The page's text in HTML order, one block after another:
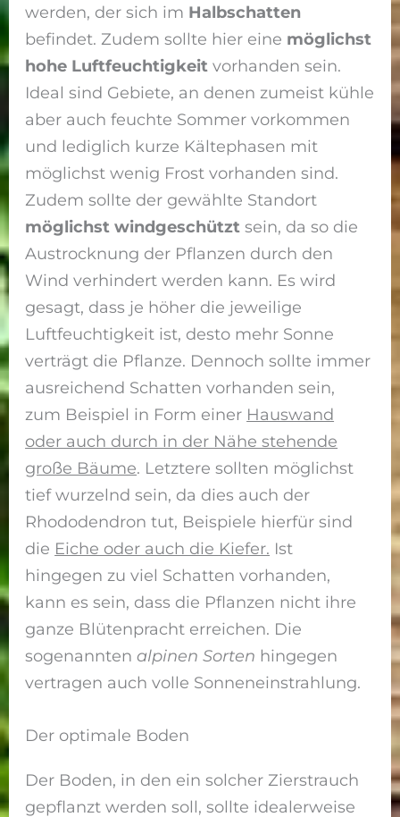
werden, der sich im Halbschatten
befindet. Zudem sollte hier eine möglichst
hohe Luftfeuchtigkeit vorhanden sein.
Ideal sind Gebiete, an denen zumeist kühle
aber auch feuchte Sommer vorkommen
und lediglich kurze Kältephasen mit
möglichst wenig Frost vorhanden sind.
Zudem sollte der gewählte Standort
möglichst windgeschützt sein, da so die
Austrocknung der Pflanzen durch den
Wind verhindert werden kann. Es wird
gesagt, dass je höher die jeweilige
Luftfeuchtigkeit ist, desto mehr Sonne
verträgt die Pflanze. Dennoch sollte immer
ausreichend Schatten vorhanden sein,
zum Beispiel in Form einer Hauswand
oder auch durch in der Nähe stehende
große Bäume. Letztere sollten möglichst
tief wurzelnd sein, da dies auch der
Rhododendron tut, Beispiele hierfür sind
die Eiche oder auch die Kiefer. Ist
hingegen zu viel Schatten vorhanden,
kann es sein, dass die Pflanzen nicht ihre
ganze Blütenpracht erreichen. Die
sogenanntenalpinen Sorten hingegen
vertragen auch volle Sonneneinstrahlung.
Der optimale Boden
Der Boden, in den ein solcher Zierstrauch
gepflanzt werden soll, sollte idealerweise